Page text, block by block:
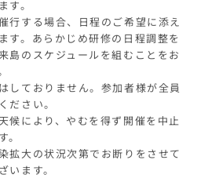
す。
行する場合、日程のご希望に添え
す。あらかじめ研修の日程調整を
島のスケジュールを組むことをお
しておりません。参加者様が全員
ださい。
候により、やむを得ず開催を中止
拡大の状況次第でお断りをさせて
います。